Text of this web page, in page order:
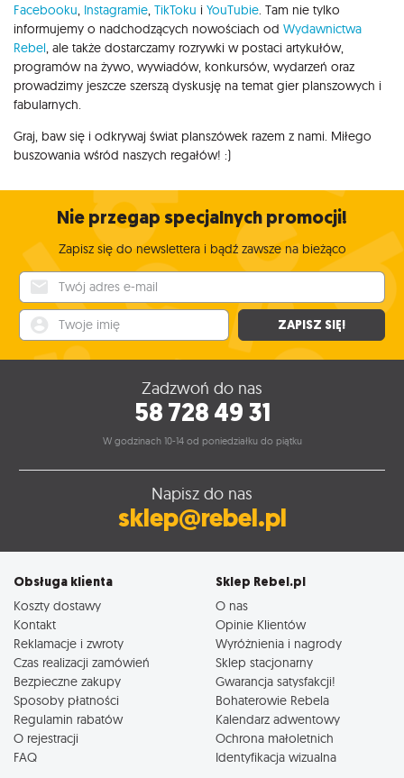
Facebooku Instagramie TikToku i YouTubie . Tam nie tylko
informujemy o nadchodzących nowościach od Wydawnictwa
Rebel , ale także dostarczamy rozrywki w postaci artykułów,
programów na żywo, wywiadów, konkursów, wydarzeń oraz
prowadzimy jeszcze szerszą dyskusję na temat gier planszowych i
fabularnych.
Graj, baw się i odkrywaj świat planszówek razem z nami. Miłego
buszowania wśród naszych regałów! :)
Nie przegap specjalnych promocji!
Zapisz się do newslettera i bądź zawsze na bieżąco
ZAPISZ SIĘ!
Zadzwoń do nas
58 728 49 31
W godzinach 10-14 od poniedziałku do piątku
Napisz do nas
sklep@rebel.pl
Obsługa klienta
Koszty dostawy
Kontakt
Reklamacje i zwroty
Czas realizacji zamówień
Bezpieczne zakupy
Sposoby płatności
Regulamin rabatów
O rejestracji
FAQ
Sklep Rebel.pl
O nas
Opinie Klientów
Wyróżnienia i nagrody
Sklep stacjonarny
Gwarancja satysfakcji!
Bohaterowie Rebela
Kalendarz adwentowy
Ochrona małoletnich
Identyfikacja wizualna